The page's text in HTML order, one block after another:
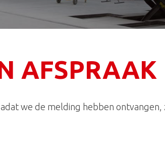
AFSPRAAK
we de melding hebben